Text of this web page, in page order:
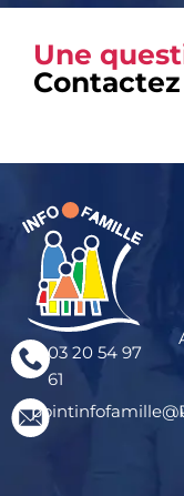
Une
03 20 54 97
61